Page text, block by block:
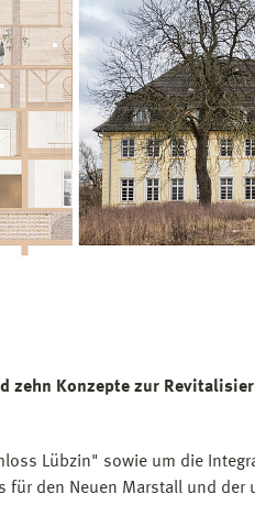
zehn Konzepte zur
Lübzin" sowie um die
für den Neuen Marstall und der